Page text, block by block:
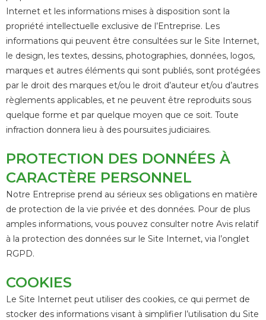
Internet et les informations mises à disposition sont la
propriété intellectuelle exclusive de l’Entreprise. Les
informations qui peuvent être consultées sur le Site Internet,
le design, les textes, dessins, photographies, données, logos,
marques et autres éléments qui sont publiés, sont protégées
par le droit des marques et/ou le droit d’auteur et/ou d’autres
règlements applicables, et ne peuvent être reproduits sous
quelque forme et par quelque moyen que ce soit. Toute
infraction donnera lieu à des poursuites judiciaires.
PROTECTION DES DONNÉES À
CARACTÈRE PERSONNEL
Notre Entreprise prend au sérieux ses obligations en matière
de protection de la vie privée et des données. Pour de plus
amples informations, vous pouvez consulter notre Avis relatif
à la protection des données sur le Site Internet, via l’onglet
RGPD.
COOKIES
Le Site Internet peut utiliser des cookies, ce qui permet de
stocker des informations visant à simplifier l’utilisation du Site